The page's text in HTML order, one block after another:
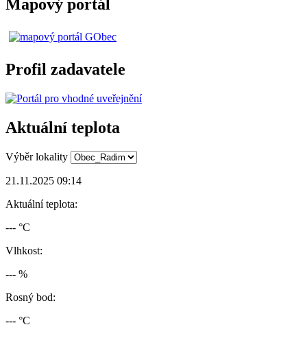
Mapový portál
Profil zadavatele
Aktuální teplota
Výběr lokality
21.11.2025 09:14
Aktuální teplota:
--- °C
Vlhkost:
--- %
Rosný bod:
--- °C